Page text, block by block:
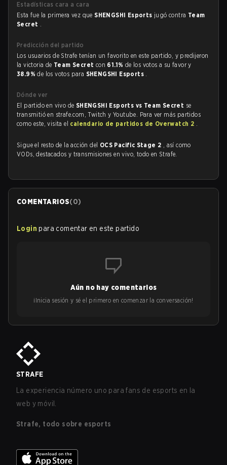
Estadísticas cara a cara
Esta fue la primera vez queSHENGSHI Esports jugó contra Team
Secret .
Predicción del partido
Los usuarios de Strafe tenían un favorito en este partido, y predijeron
la victoria de Team Secret con 61.1% de los votos a su favor y
38.9%de los votos para SHENGSHI Esports .
Dónde ver
El partido en vivo de SHENGSHI Esports vs Team Secret se
transmitió en strafe.com, Twitch y Youtube. Para ver más partidos
como este, visita el calendario de partidos de Overwatch 2 .
Sigue el resto de la acción del OCS Pacific Stage 2 , así como
VODs, destacados y transmisiones en vivo, todo en Strafe.
COMENTARIOS(0)
Login para comentar en este partido
Aún no hay comentarios
¡Inicia sesión y sé el primero en comenzar la conversación!
STRAFE
La experiencia número uno para fans de esports en la
web y móvil.
Strafe, todo sobre esports